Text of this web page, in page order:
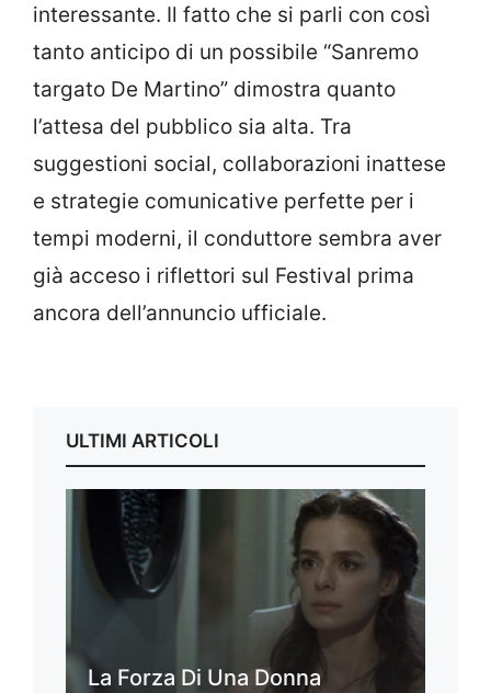
interessante. Il fatto che si parli con così
tanto anticipo di un possibile “Sanremo
targato De Martino” dimostra quanto
l’attesa del pubblico sia alta. Tra
suggestioni social, collaborazioni inattese
e strategie comunicative perfette per i
tempi moderni, il conduttore sembra aver
già acceso i riflettori sul Festival prima
ancora dell’annuncio ufficiale.
ULTIMI ARTICOLI
La Forza Di Una Donna